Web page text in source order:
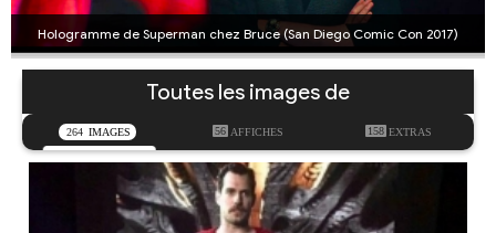
Hologramme de Superman chez Bruce (San Diego Comic Con 2017)
Toutes les images de
264 IMAGES 56 AFFICHES 158 EXTRAS